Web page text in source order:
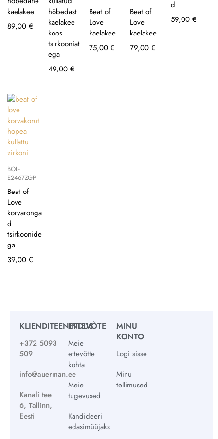
kaelakee
89,00 €
hõbedast
kaelakee
koos
tsirkooniat
ega
49,00 €
Beat of
Love
kaelakee
75,00 €
Beat of
Love
kaelakee
79,00 €
d
59,00 €
BOL-
E2467ZGP
Beat of
Love
kõrvarõnga
d
tsirkoonide
ga
39,00 €
KLIENDITEENINDUS
+372 5093
509
info@auerman.ee
Kanali tee
6, Tallinn,
Eesti
ETTEVÕTE
Meie
ettevõtte
kohta
Meie
tugevused
Kandideeri
edasimüüjaks
MINU
KONTO
Logi sisse
Minu
tellimused